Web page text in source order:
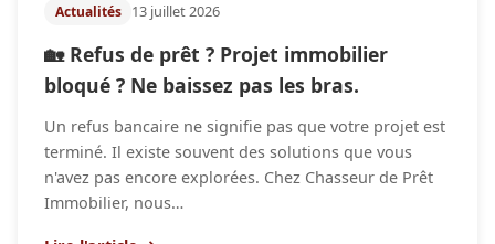
Actualités 13 juillet 2026
🏡 Refus de prêt ? Projet immobilier
bloqué ? Ne baissez pas les bras.
Un refus bancaire ne signifie pas que votre projet est
terminé. Il existe souvent des solutions que vous
n'avez pas encore explorées. Chez Chasseur de Prêt
Immobilier, nous…